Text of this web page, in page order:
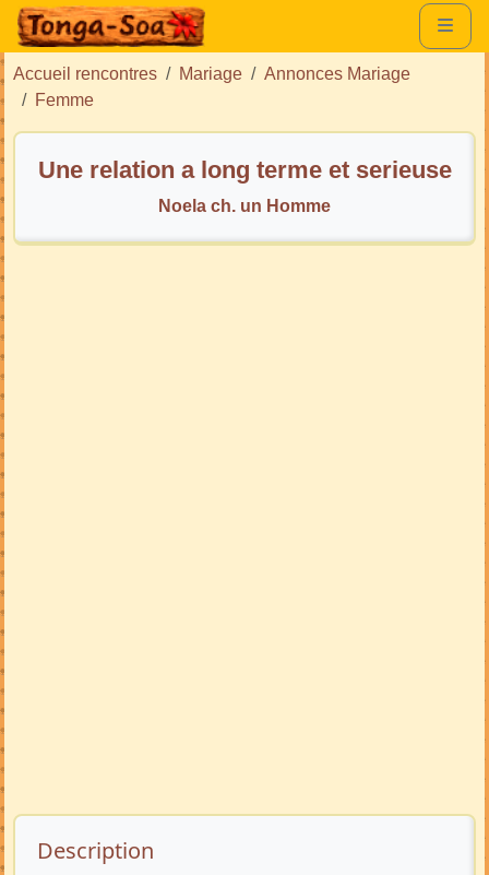
Accueil rencontres Mariage
Annonces Mariage
Femme
Une relation a long terme et serieuse
Noela ch. un Homme
Description de l’annonce
Description